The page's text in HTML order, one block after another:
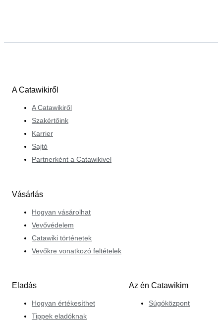
A Catawikiről
A Catawikiről
Szakértőink
Karrier
Sajtó
Partnerként a Catawikivel
Vásárlás
Hogyan vásárolhat
Vevővédelem
Catawiki történetek
Vevőkre vonatkozó feltételek
Eladás
Hogyan értékesíthet
Tippek eladóknak
Az én Catawikim
Súgóközpont